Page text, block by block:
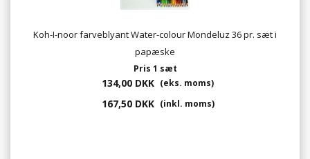
Koh-I-noor farveblyant Water-colour Mondeluz 36 pr. sæt i
papæske
Pris 1 sæt
134,00 DKK (eks. moms)
167,50 DKK (inkl. moms)